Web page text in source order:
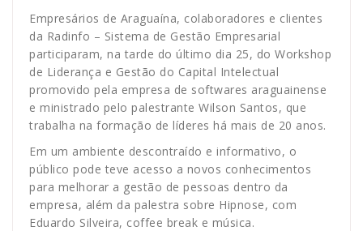
Empresários de Araguaína, colaboradores e clientes
da Radinfo – Sistema de Gestão Empresarial
participaram, na tarde do último dia 25, do Workshop
de Liderança e Gestão do Capital Intelectual
promovido pela empresa de softwares araguainense
e ministrado pelo palestrante Wilson Santos, que
trabalha na formação de líderes há mais de 20 anos.
Em um ambiente descontraído e informativo, o
público pode teve acesso a novos conhecimentos
para melhorar a gestão de pessoas dentro da
empresa, além da palestra sobre Hipnose, com
Eduardo Silveira, coffee break e música.